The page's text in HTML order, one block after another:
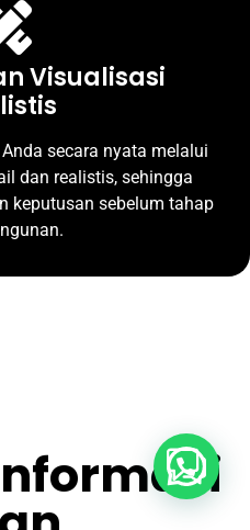
Visualisasi
secara nyata melalui
dan realistis, sehingga
keputusan sebelum tahap
Whatsapp